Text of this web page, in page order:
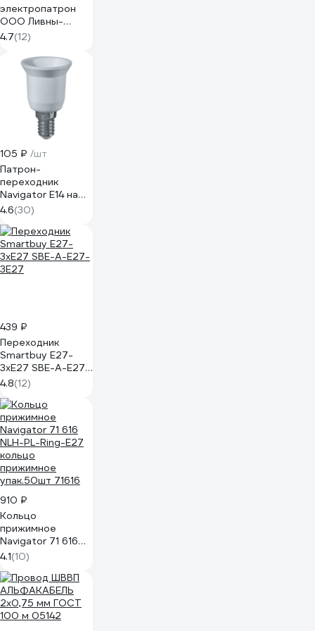
электропатрон
ООО Ливны-
Электро
Е27Фп-014 ЭПН 14
4.7(12)
105 ₽ /шт
Патрон-
переходник
Navigator E14 на
E27 71 988 NLA-
E14-E27 71988
4.6(30)
439 ₽
Переходник
Smartbuy E27-
3xE27 SBE-A-E27-
3E27
4.8(12)
910 ₽
Кольцо
прижимное
Navigator 71 616
NLH-PL-Ring-E27
кольцо
прижимное
упак.50шт 71616
4.1(10)